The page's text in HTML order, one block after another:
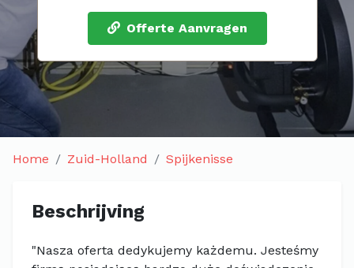
Offerte Aanvragen
Home Zuid-Holland Spijkenisse
Beschrijving
"Nasza oferta dedykujemy każdemu. Jesteśmy